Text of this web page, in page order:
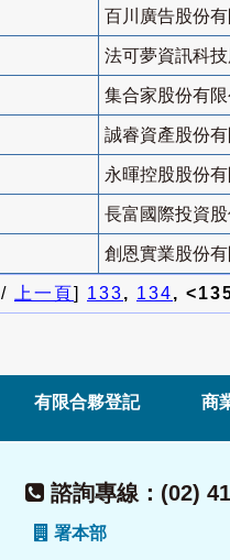
百川廣告股份有
法可夢資訊科
集合家股份有限
誠睿資產股份有
永暉控股股份有
長富國際投資
創恩實業股份有
/ 上一頁] 133, 134,
有限合夥登記 商
諮詢專線：(02)
署本部